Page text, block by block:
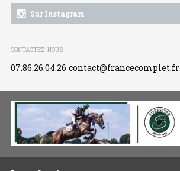
Sur Instagram
CONTACTEZ-NOUS
07.86.26.04.26 contact@francecomplet.fr